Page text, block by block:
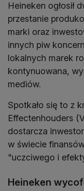
Heineken ogłosił
przestanie
marki oraz
innych piw
lokalnych marek
kontynuowana,
mediów.
Spotkało się to z
Effectenhouders
dostarcza
w świecie
"uczciwego i
Heineken